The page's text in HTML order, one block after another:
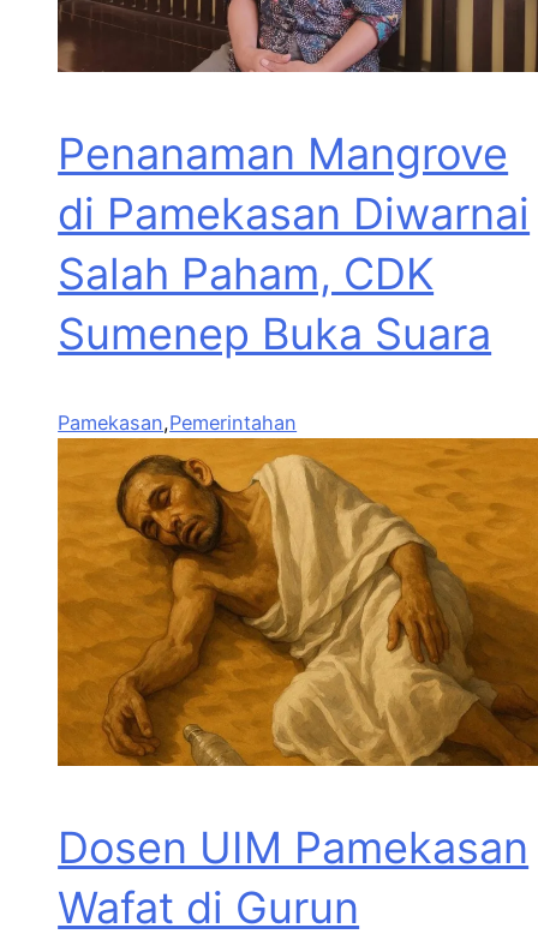
Penanaman Mangrove
di Pamekasan Diwarnai
Salah Paham, CDK
Sumenep Buka Suara
Pamekasan,Pemerintahan
Dosen UIM Pamekasan
Wafat di Gurun